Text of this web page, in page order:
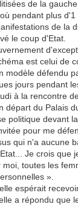
de la
pendant plus d'1
de la
le coup d'Etat.
est celui de
modèle défendu
jours pendant
à la rencontre
départ du Palais
politique devant
pour me
qui n'a aucune
Je crois que
toutes les
».
espérait
a répondu que